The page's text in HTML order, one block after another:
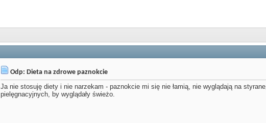
Odp: Dieta na zdrowe paznokcie
Ja nie stosuję diety i nie narzekam - paznokcie mi się nie łamią, nie wyglądają na
pielęgnacyjnych, by wyglądały świeżo.